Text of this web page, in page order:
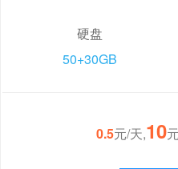
硬盘
50+30GB
0.5元/天,10